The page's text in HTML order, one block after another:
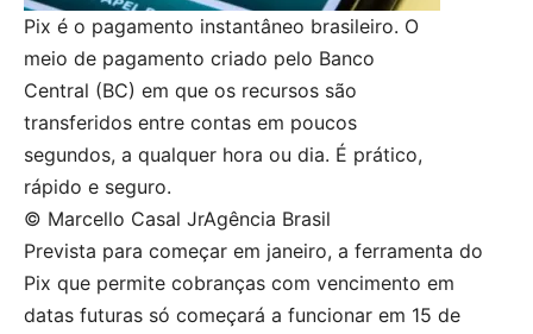
Pix é o pagamento instantâneo brasileiro. O
meio de pagamento criado pelo Banco
Central (BC) em que os recursos são
transferidos entre contas em poucos
segundos, a qualquer hora ou dia. É prático,
rápido e seguro.
© Marcello Casal JrAgência Brasil
Prevista para começar em janeiro, a ferramenta do
Pix que permite cobranças com vencimento em
datas futuras só começará a funcionar em 15 de